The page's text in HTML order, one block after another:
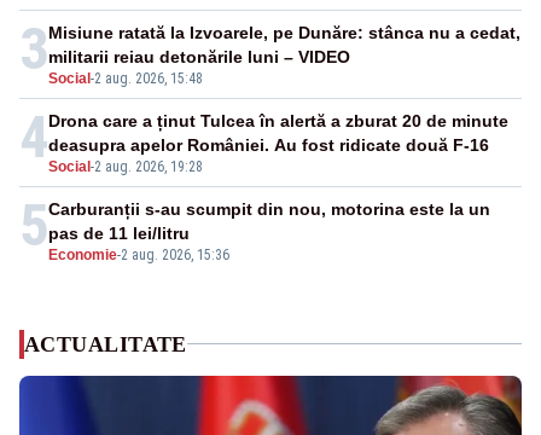
3Social -2 aug. 2026, 15:48
Misiune ratată la Izvoarele, pe Dunăre: stânca nu a cedat,
militarii reiau detonările luni – VIDEO
4Social -2 aug. 2026, 19:28
Drona care a ținut Tulcea în alertă a zburat 20 de minute
deasupra apelor României. Au fost ridicate două F-16
5 Economie-2 aug. 2026, 15:36
Carburanții s-au scumpit din nou, motorina este la un
pas de 11 lei/litru
ACTUALITATE